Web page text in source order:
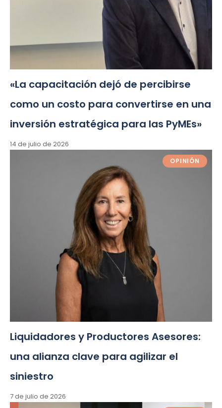
«La capacitación dejó de percibirse
como un costo para convertirse en una
inversión estratégica para las PyMEs»
14 de julio de 2026
OPINIÓN
Liquidadores y Productores Asesores:
una alianza clave para agilizar el
siniestro
7 de julio de 2026